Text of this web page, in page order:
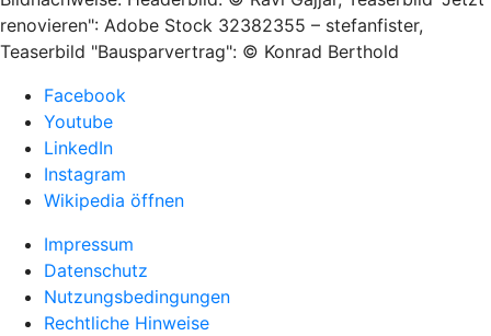
renovieren": Adobe Stock 32382355 – stefanfister,
Teaserbild "Bausparvertrag": © Konrad Berthold
Facebook
Youtube
LinkedIn
Instagram
Wikipedia öffnen
Impressum
Datenschutz
Nutzungsbedingungen
Rechtliche Hinweise